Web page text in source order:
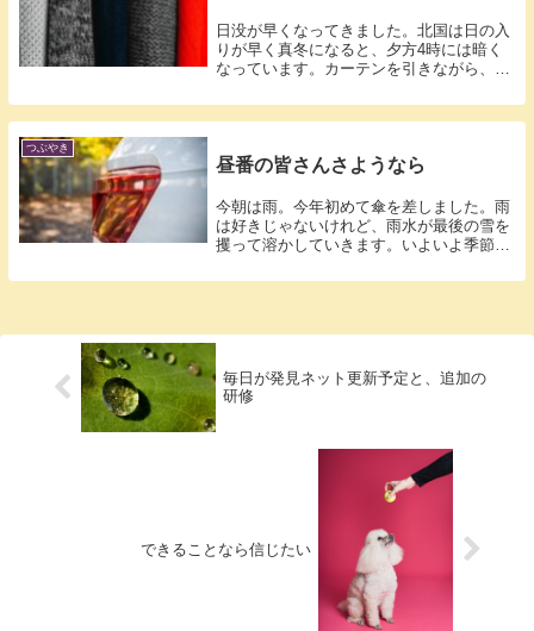
日没が早くなってきました。北国は日の入
りが早く真冬になると、夕方4時には暗く
なっています。カーテンを引きながら、ふ
つぶやき
昼番の皆さんさようなら
今朝は雨。今年初めて傘を差しました。雨
は好きじゃないけれど、雨水が最後の雪を
攫って溶かしていきます。いよいよ季節が
毎日が発見ネット更新予定と、追加の
研修
できることなら信じたい